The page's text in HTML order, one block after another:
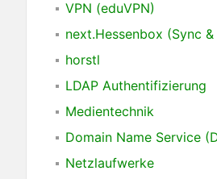
VPN (eduVPN)
next.Hessenbox (Sync &
horstl
LDAP Authentifizierung
Medientechnik
Domain Name Service
Netzlaufwerke